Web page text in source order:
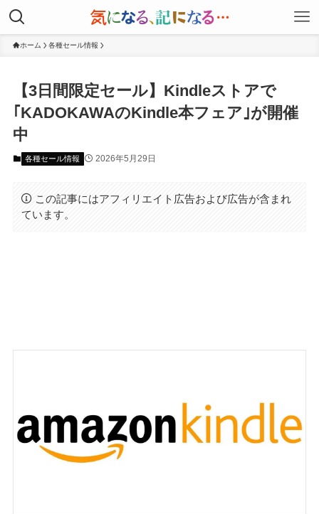
ホーム 各種セール情報
【3日間限定セール】Kindleストアで
｢KADOKAWAのKindle本フェア｣が開催
中
各種セール情報 2026年5月29日
この記事にはアフィリエイト広告および広告が含まれ
ています。